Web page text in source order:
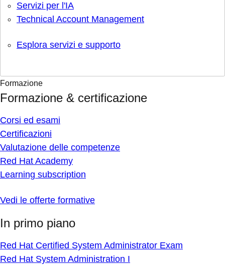
Servizi per l'IA
Technical Account Management
Esplora servizi e supporto
Formazione
Formazione & certificazione
Corsi ed esami
Certificazioni
Valutazione delle competenze
Red Hat Academy
Learning subscription
Vedi le offerte formative
In primo piano
Red Hat Certified System Administrator Exam
Red Hat System Administration I